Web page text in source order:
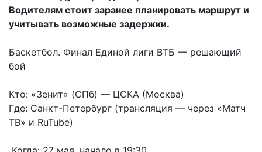
Водителям стоит заранее планировать маршрут и
учитывать возможные задержки.
Баскетбол. Финал Единой лиги ВТБ — решающий
бой
Кто: «Зенит» (СПб) — ЦСКА (Москва)
Где: Санкт-Петербург (трансляция — через «Матч
ТВ» и RuTube)